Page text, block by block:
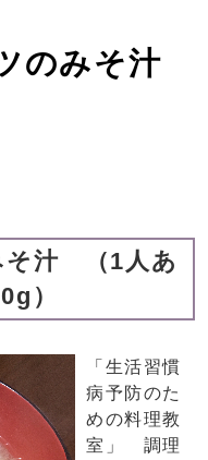
のみそ汁
そ汁 （1人あ
）
「生活習慣
病予防のた
めの料理教
室」 調理